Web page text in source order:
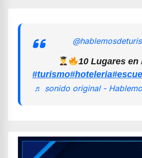
10 Lugares
#turismo#hoteleria
♬ sonido original -